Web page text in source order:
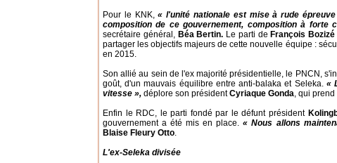
Pour le KNK,« l'unité nationale est mise à rude
composition de ce gouvernement, composition à forte
secrétaire général, Béa Bertin. Le parti de François Bozizé
partager les objectifs majeurs de cette nouvelle équipe :
en 2015.
Son allié au sein de l'ex majorité présidentielle, le PNCN,
goût, d'un mauvais équilibre entre anti-balaka et Seleka. «
vitesse », déplore son présidentCyriaque Gonda, qui
Enfin le RDC, le parti fondé par le défunt président
gouvernement a été mis en place.« Nous allons
Blaise Fleury Otto.
L'ex-Seleka divisée